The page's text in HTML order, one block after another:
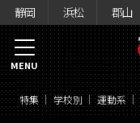
静岡 浜松 郡山
特集 学校別 運動系
MENU